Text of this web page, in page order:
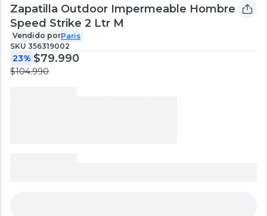
Zapatilla Outdoor Impermeable Hombre
Speed Strike 2 Ltr M
Vendido porParis
SKU 356319002
23% $79.990
$104.990